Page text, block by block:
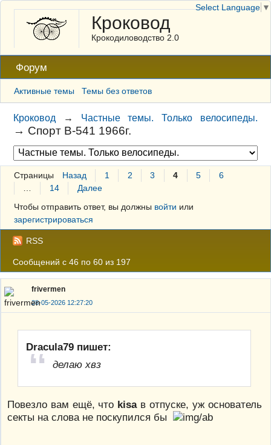
Кроковод
Крокодиловодство 2.0
Форум
Активные темы Темы без ответов
Кроковод → Частные темы. Только велосипеды.
→ Спорт В-541 1966г.
Страницы Назад 1 2 3 4 5
6
14
Далее
Чтобы отправить ответ, вы должны войти или
зарегистрироваться
RSS
Сообщений с 46 по 60 из 197
frivermen
28-05-2026 12:27:20
Dracula79 пишет:
делаю хвз
Повезло вам ещё, что kisaв отпуске, уж основатель
секты на слова не поскупился бы
Select Language ▼